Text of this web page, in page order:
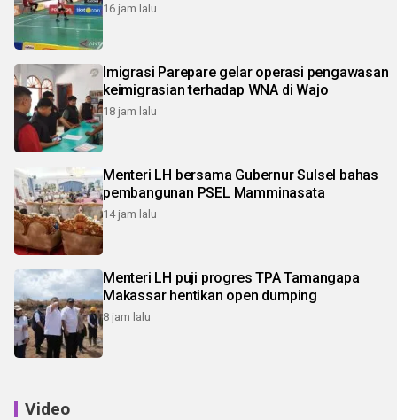
16 jam lalu
Imigrasi Parepare gelar operasi pengawasan
keimigrasian terhadap WNA di Wajo
18 jam lalu
Menteri LH bersama Gubernur Sulsel bahas
pembangunan PSEL Mamminasata
14 jam lalu
Menteri LH puji progres TPA Tamangapa
Makassar hentikan open dumping
8 jam lalu
Video